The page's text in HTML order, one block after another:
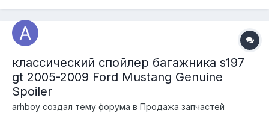
скан бампера в натуральном размере,...
классический спойлер багажника s197
gt 2005-2009 Ford Mustang Genuine
Spoiler
arhboy создал тему форума в Продажа запчастей